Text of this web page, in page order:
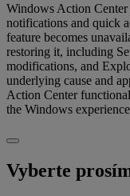
Windows Action
notifications and quick
feature becomes
restoring it, including
modifications, and
underlying cause and
Action Center
the Windows
Vyberte